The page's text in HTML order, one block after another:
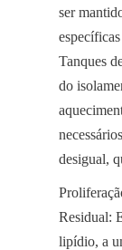
ser
Tanques
do
desigual,
Residual:
lipídio, a